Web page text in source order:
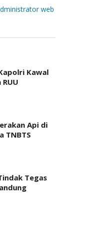
web
Kawal
Api di
TNBTS
Tegas